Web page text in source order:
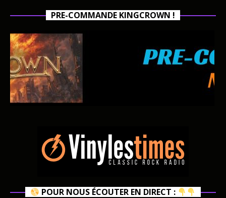
PRE-COMMANDE KINGCROWN !
POUR NOUS ÉCOUTER EN DIRECT :